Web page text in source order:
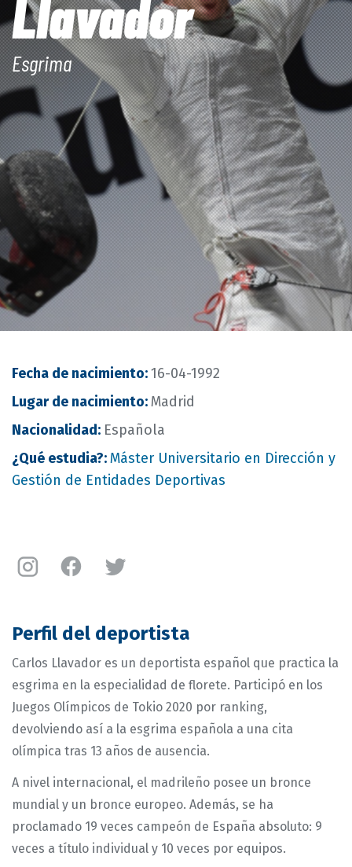
Llavador
Esgrima
Fecha de nacimiento:16-04-1992
Lugar de nacimiento:Madrid
Nacionalidad: Española
¿Qué estudia?:Máster Universitario en Dirección y
Gestión de Entidades Deportivas
Instagram
Fernández
Facebook
Fernández
Fernández
Perfil del deportista
Carlos Llavador es un deportista español que practica la
esgrima en la especialidad de florete. Participó en los
Juegos Olímpicos de Tokio 2020 por ranking,
devolviendo así a la esgrima española a una cita
olímpica tras 13 años de ausencia.
A nivel internacional, el madrileño posee un bronce
mundial y un bronce europeo. Además, se ha
proclamado 19 veces campeón de España absoluto: 9
veces a título individual y 10 veces por equipos.